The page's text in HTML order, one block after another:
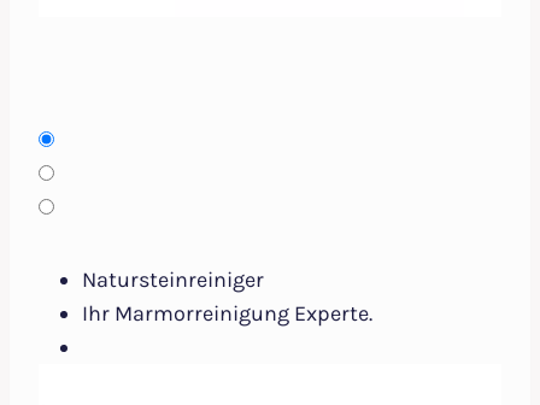
Natursteinreiniger
Ihr Marmorreinigung Experte.